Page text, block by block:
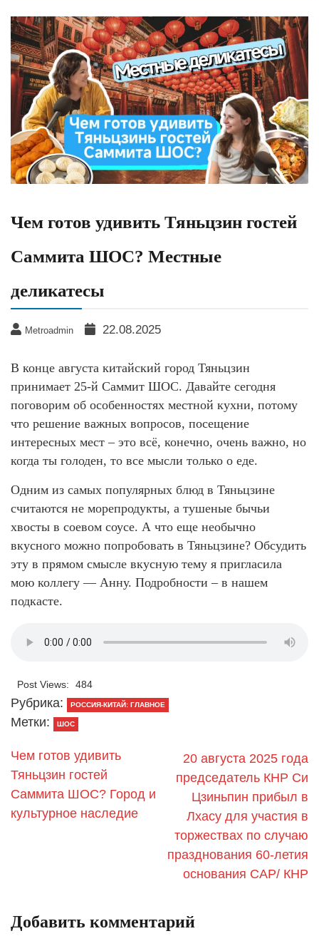
Чем готов удивить Тяньцзин гостей
Саммита ШОС? Местные
деликатесы
Metroadmin 22.08.2025
В конце августа китайский город Тяньцзин
принимает 25-й Саммит ШОС. Давайте сегодня
поговорим об особенностях местной кухни, потому
что решение важных вопросов, посещение
интересных мест – это всё, конечно, очень важно, но
когда ты голоден, то все мысли только о еде.
Одним из самых популярных блюд в Тяньцзине
считаются не морепродукты, а тушеные бычьи
хвосты в соевом соусе. А что еще необычно
вкусного можно попробовать в Тяньцзине? Обсудить
эту в прямом смысле вкусную тему я пригласила
мою коллегу — Анну. Подробности – в нашем
подкасте.
Post Views: 484
Рубрика: РОССИЯ-КИТАЙ: ГЛАВНОЕ
Метки: ШОС
Чем готов удивить
Тяньцзин гостей
Саммита ШОС? Город и
культурное наследие
20 августа 2025 года
председатель КНР Си
Цзиньпин прибыл в
Лхасу для участия в
торжествах по случаю
празднования 60-летия
основания САР/ КНР
Добавить комментарий